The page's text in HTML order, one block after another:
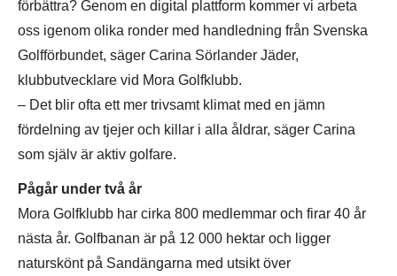
förbättra? Genom en digital plattform kommer vi arbeta
oss igenom olika ronder med handledning från Svenska
Golfförbundet, säger Carina Sörlander Jäder,
klubbutvecklare vid Mora Golfklubb.
– Det blir ofta ett mer trivsamt klimat med en jämn
fördelning av tjejer och killar i alla åldrar, säger Carina
som själv är aktiv golfare.
Pågår under två år
Mora Golfklubb har cirka 800 medlemmar och firar 40 år
nästa år. Golfbanan är på 12 000 hektar och ligger
naturskönt på Sandängarna med utsikt över